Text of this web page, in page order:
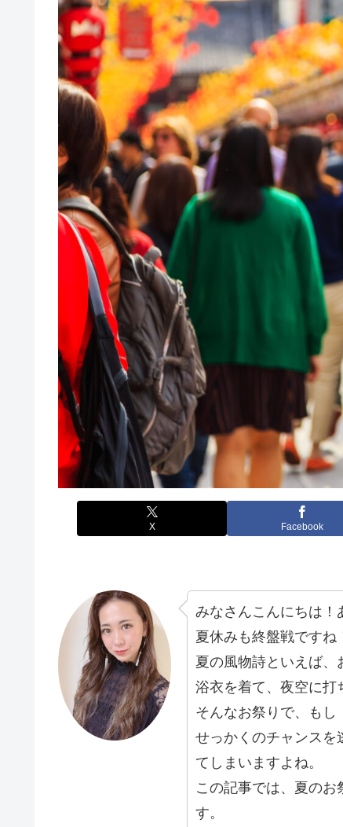
X Facebook
みなさんこんにちは！
夏休みも終盤戦ですね
夏の風物詩といえば、
浴衣を着て、夜空に打
そんなお祭りで、もし
せっかくのチャンスを
てしまいますよね。
この記事では、夏の
す。